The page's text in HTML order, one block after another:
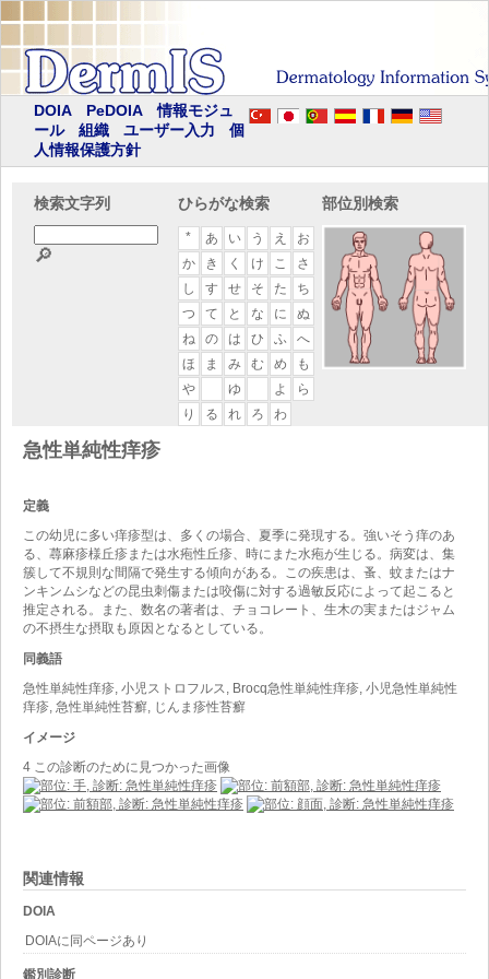
DOIA PeDOIA
情報モジュ
ール
組織 ユーザー入力
個
人情報保護方針
検索文字列
🔎
ひらがな検索
* あ い う え
お
か
き く け こ
さ
し
す せ そ た
ち
つ
て と な に
ぬ
ね
の は ひ ふ
へ
ほ
ま み む め
も
や
ゆ よ
ら
り
る れ ろ わ
部位別検索
関連情報
DOIA
DOIAに同ページあり
鑑別診断
急性単純性痒疹
定義
この幼児に多い痒疹型は、多くの場合、夏季に発現する。強いそう痒のあ
る、蕁麻疹様丘疹または水疱性丘疹、時にまた水疱が生じる。病変は、集
簇して不規則な間隔で発生する傾向がある。この疾患は、蚤、蚊またはナ
ンキンムシなどの昆虫刺傷または咬傷に対する過敏反応によって起こると
推定される。また、数名の著者は、チョコレート、生木の実またはジャム
の不摂生な摂取も原因となるとしている。
同義語
急性単純性痒疹, 小児ストロフルス, Brocq急性単純性痒疹, 小児急性単純性
痒疹, 急性単純性苔癬, じんま疹性苔癬
イメージ
4 この診断のために見つかった画像